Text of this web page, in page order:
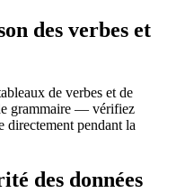
des verbes et
de verbes et de
grammaire — vérifiez
directement pendant la
des données